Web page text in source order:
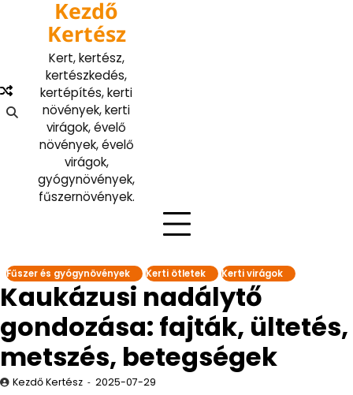
content
Kezdő
Kertész
Kert, kertész,
kertészkedés,
kertépítés, kerti
növények, kerti
virágok, évelő
növények, évelő
virágok,
gyógynövények,
fűszernövények.
Fűszer és gyógynövények Kerti ötletek Kerti virágok
Kaukázusi nadálytő
gondozása: fajták, ültetés,
metszés, betegségek
Kezdő Kertész 2025-07-29